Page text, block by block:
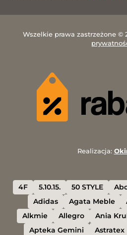
Wszelkie prawa zastrzeżone ©
Realizacja:
4F 5.10.15. 50 STYLE
Adidas
Agata Meble
Alkmie
Allegro Ania
Apteka Gemini
Astratex